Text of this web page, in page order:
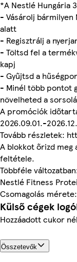
*A Nestlé Hungária
- Vásárolj
alatt
- Regisztrálj a
- Töltsd fel a
kapj
- Gyűjtsd a
- Minél több pontot
növelheted a
A promóciók
2026.09.01.-
Tovább részletek:
A blokkot őrizd meg
feltétele.
Többféle
Nestlé Fitness
Csomagolás
Külső cégek
Hozzáadott cukor
Összetevők